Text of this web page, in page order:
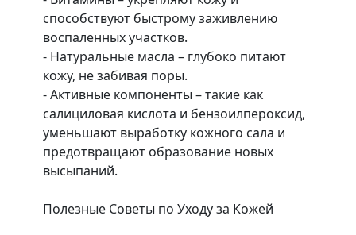
способствуют быстрому заживлению
воспаленных участков.
- Натуральные масла – глубоко питают
кожу, не забивая поры.
- Активные компоненты – такие как
салициловая кислота и бензоилпероксид,
уменьшают выработку кожного сала и
предотвращают образование новых
высыпаний.
Полезные Советы по Уходу за Кожей